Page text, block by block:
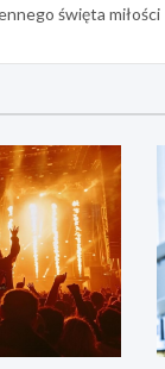
święta miłości